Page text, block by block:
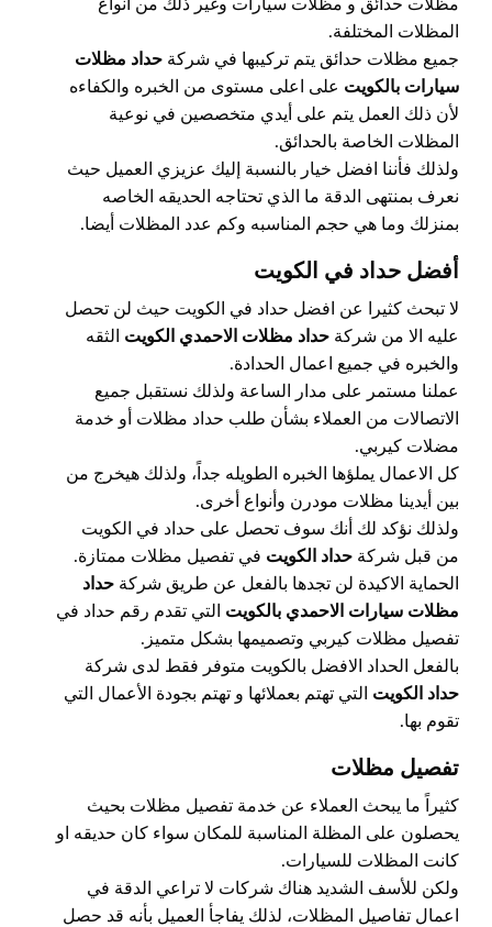
مظلات حدائق و مظلات سيارات وغير ذلك من انواع
المظلات المختلفة.
جميع مظلات حدائق يتم تركيبها في شركة حداد مظلات
سيارات بالكويت على اعلى مستوى من الخبره والكفاءه
لأن ذلك العمل يتم على أيدي متخصصين في نوعية
المظلات الخاصة بالحدائق.
ولذلك فأننا افضل خيار بالنسبة إليك عزيزي العميل حيث
نعرف بمنتهى الدقة ما الذي تحتاجه الحديقه الخاصه
بمنزلك وما هي حجم المناسبه وكم عدد المظلات أيضا.
أفضل حداد في الكويت
لا تبحث كثيرا عن افضل حداد في الكويت حيث لن تحصل
عليه الا من شركة حداد مظلات الاحمدي الكويت الثقه
والخبره في جميع اعمال الحدادة.
عملنا مستمر على مدار الساعة ولذلك نستقبل جميع
الاتصالات من العملاء بشأن طلب حداد مظلات أو خدمة
مضلات كيربي.
كل الاعمال يملؤها الخبره الطويله جداً، ولذلك هيخرج من
بين أيدينا مظلات مودرن وأنواع أخرى.
ولذلك نؤكد لك أنك سوف تحصل على حداد في الكويت
من قبل شركة حداد الكويت في تفصيل مظلات ممتازة.
الحماية الاكيدة لن تجدها بالفعل عن طريق شركة حداد
مظلات سيارات الاحمدي بالكويت التي تقدم رقم حداد في
تفصيل مظلات كيربي وتصميمها بشكل متميز.
بالفعل الحداد الافضل بالكويت متوفر فقط لدى شركة
حداد الكويت التي تهتم بعملائها و تهتم بجودة الأعمال التي
تقوم بها.
تفصيل مظلات
كثيراً ما يبحث العملاء عن خدمة تفصيل مظلات بحيث
يحصلون على المظلة المناسبة للمكان سواء كان حديقه او
كانت المظلات للسيارات.
ولكن للأسف الشديد هناك شركات لا تراعي الدقة في
اعمال تفاصيل المظلات، لذلك يفاجأ العميل بأنه قد حصل